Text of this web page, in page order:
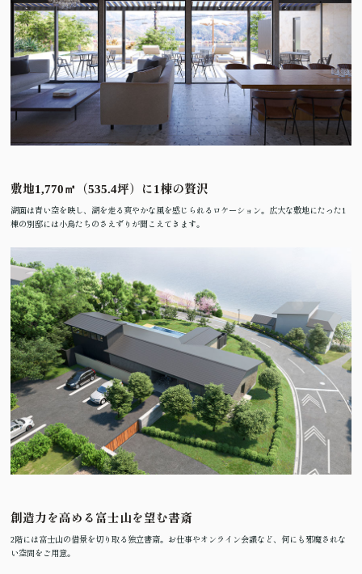
敷地1,770㎡（535.4坪）に1棟の贅沢
湖面は青い空を映し、湖を走る爽やかな風を感じられるロケーション。広大な敷地にたった1
棟の別邸には小鳥たちのさえずりが聞こえてきます。
創造力を高める富士山を望む書斎
2階には富士山の借景を切り取る独立書斎。お仕事やオンライン会議など、何にも邪魔されな
い空間をご用意。